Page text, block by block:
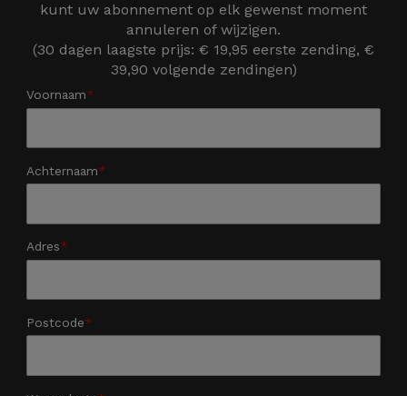
kunt uw abonnement op elk gewenst moment
annuleren of wijzigen.
(30 dagen laagste prijs: € 19,95 eerste zending, €
39,90 volgende zendingen)
Voornaam
Achternaam
Adres
Postcode